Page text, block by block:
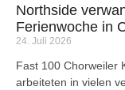
Northside
Ferienwoche in
24. Juli 2026
Fast 100 Chorweiler
arbeiteten in vielen